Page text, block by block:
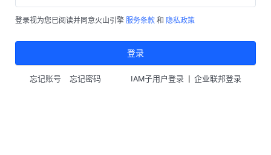
登录视为您已阅读并同意火山引擎 服务条款 和 隐私政策
登录
忘记账号 忘记密码 IAM子用户登录 | 企业联邦登录